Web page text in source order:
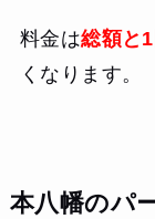
料金は総額と
くなります。
本八幡のパ